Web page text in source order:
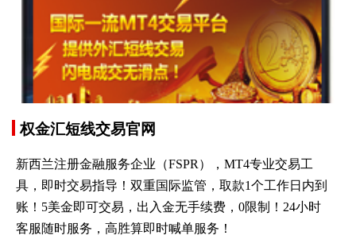
权金汇短线交易官网
新西兰注册金融服务企业（FSPR），MT4专业交易工
具，即时交易指导！双重国际监管，取款1个工作日内到
账！5美金即可交易，出入金无手续费，0限制！24小时
客服随时服务，高胜算即时喊单服务！